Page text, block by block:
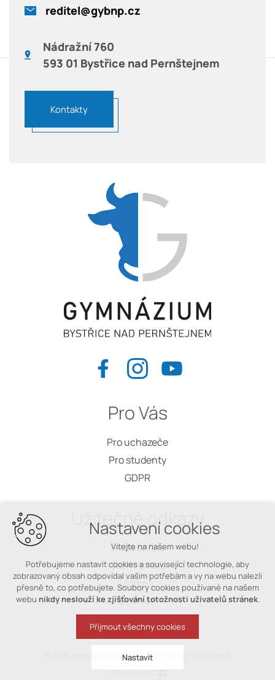
reditel@gybnp.cz
Nádražní 760
593 01 Bystřice nad Pernštejnem
Kontakty
Pro Vás
Pro uchazeče
Pro studenty
GDPR
Užitečné odkazy
Škola online
Školní pošta
Jídelna
Linktree
© 2026 Copyright Gymnázium Bystřice nad Pernštejnem
Vytvořil xart.cz
Nastavení cookies
Vítejte na našem webu!
Potřebujeme nastavit cookies a související technologie, aby
zobrazovaný obsah odpovídal vašim potřebám a vy na webu nalezli
přesně to, co potřebujete. Soubory cookies používané na našem
webu nikdy neslouží ke zjišťování totožnosti uživatelů stránek.
Přijmout všechny cookies
Nastavit